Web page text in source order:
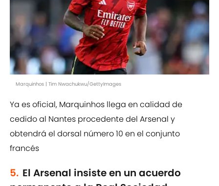
Marquinhos | Tim Nwachukwu/GettyImages
Ya es oficial, Marquinhos llega en calidad de
cedido al Nantes procedente del Arsenal y
obtendrá el dorsal número 10 en el conjunto
francés
5. El Arsenal insiste en un acuerdo